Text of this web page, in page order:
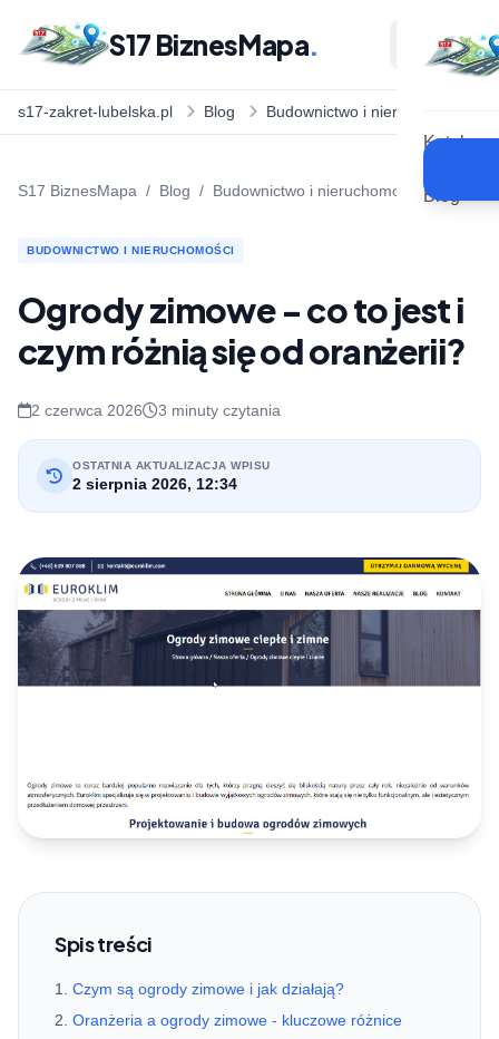
S17 BiznesMapa.
Katalog
Blog
s17-zakret-lubelska.pl Blog Budownictwo i nieruchomości
S17 BiznesMapa / Blog / Budownictwo i nieruchomości
BUDOWNICTWO I NIERUCHOMOŚCI
Ogrody zimowe - co to jest i
czym różnią się od oranżerii?
2 czerwca 2026 3 minuty czytania
OSTATNIA AKTUALIZACJA WPISU
2 sierpnia 2026, 12:34
Spis treści
Czym są ogrody zimowe i jak działają?
Oranżeria a ogrody zimowe - kluczowe różnice